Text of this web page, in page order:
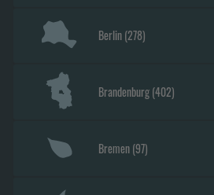
Berlin(278)
Brandenburg(402)
Bremen(97)